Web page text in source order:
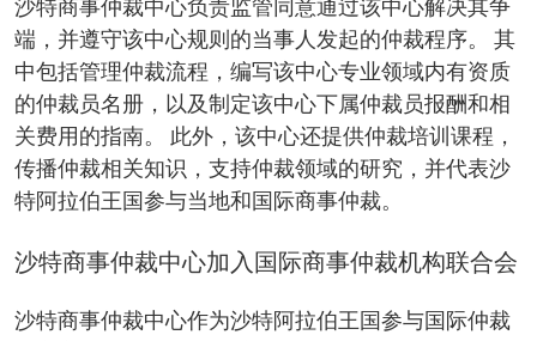
沙特商事仲裁中心负责监管同意通过该中心解决其争
端，并遵守该中心规则的当事人发起的仲裁程序。 其
中包括管理仲裁流程，编写该中心专业领域内有资质
的仲裁员名册，以及制定该中心下属仲裁员报酬和相
关费用的指南。 此外，该中心还提供仲裁培训课程，
传播仲裁相关知识，支持仲裁领域的研究，并代表沙
特阿拉伯王国参与当地和国际商事仲裁。
沙特商事仲裁中心加入国际商事仲裁机构联合会
沙特商事仲裁中心作为沙特阿拉伯王国参与国际仲裁